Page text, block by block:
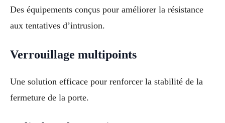
Des équipements conçus pour améliorer la résistance
aux tentatives d’intrusion.
Verrouillage multipoints
Une solution efficace pour renforcer la stabilité de la
fermeture de la porte.